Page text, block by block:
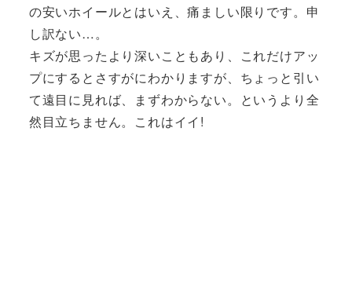
の安いホイールとはいえ、痛ましい限りです。申
し訳ない…。
キズが思ったより深いこともあり、これだけアッ
プにするとさすがにわかりますが、ちょっと引い
て遠目に見れば、まずわからない。というより全
然目立ちません。これはイイ!